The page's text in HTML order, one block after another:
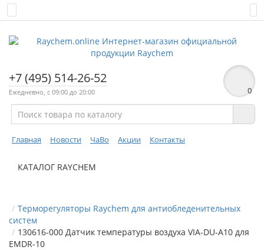
+7 (495) 514-26-52
Ежедневно, с 09:00 до 20:00 0
Главная Новости ЧаВо Акции Контакты
КАТАЛОГ RAYCHEM
Терморегуляторы Raychem для антиобледенительных
систем
130616-000 Датчик температуры воздуха VIA-DU-A10 для
EMDR-10